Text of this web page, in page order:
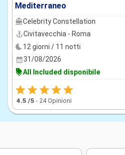
Mediterraneo
Celebrity Constellation
Civitavecchia - Roma
12 giorni / 11 notti
31/08/2026
All Included disponibile
4.5 /5 - 24 Opinioni